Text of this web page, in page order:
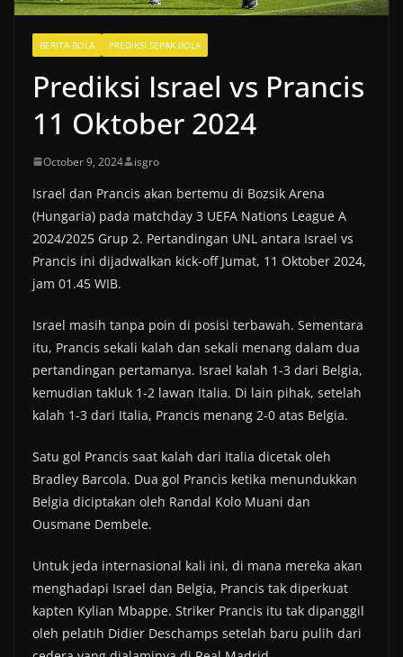
BERITA BOLA PREDIKSI SEPAK BOLA
Prediksi Israel vs Prancis
11 Oktober 2024
October 9, 2024 isgro
Israel dan Prancis akan bertemu di Bozsik Arena
(Hungaria) pada matchday 3 UEFA Nations League A
2024/2025 Grup 2. Pertandingan UNL antara Israel vs
Prancis ini dijadwalkan kick-off Jumat, 11 Oktober 2024,
jam 01.45 WIB.
Israel masih tanpa poin di posisi terbawah. Sementara
itu, Prancis sekali kalah dan sekali menang dalam dua
pertandingan pertamanya. Israel kalah 1-3 dari Belgia,
kemudian takluk 1-2 lawan Italia. Di lain pihak, setelah
kalah 1-3 dari Italia, Prancis menang 2-0 atas Belgia.
Satu gol Prancis saat kalah dari Italia dicetak oleh
Bradley Barcola. Dua gol Prancis ketika menundukkan
Belgia diciptakan oleh Randal Kolo Muani dan
Ousmane Dembele.
Untuk jeda internasional kali ini, di mana mereka akan
menghadapi Israel dan Belgia, Prancis tak diperkuat
kapten Kylian Mbappe. Striker Prancis itu tak dipanggil
oleh pelatih Didier Deschamps setelah baru pulih dari